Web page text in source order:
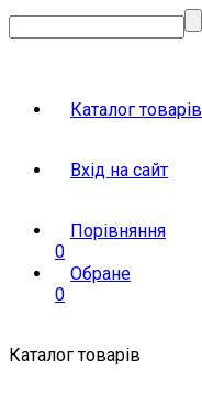
Каталог товарів
Вхід на сайт
Порівняння
0
Обране
0
Каталог товарів